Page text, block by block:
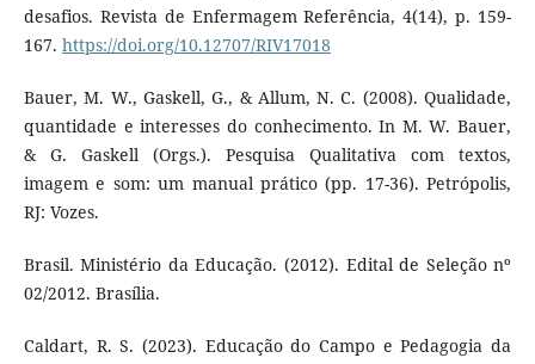
desafios. Revista de Enfermagem Referência, 4(14), p. 159-
167. https://doi.org/10.12707/RIV17018
Bauer, M. W., Gaskell, G., & Allum, N. C. (2008). Qualidade,
quantidade e interesses do conhecimento. In M. W. Bauer,
& G. Gaskell (Orgs.). Pesquisa Qualitativa com textos,
imagem e som: um manual prático (pp. 17-36). Petrópolis,
RJ: Vozes.
Brasil. Ministério da Educação. (2012). Edital de Seleção nº
02/2012. Brasília.
Caldart, R. S. (2023). Educação do Campo e Pedagogia da